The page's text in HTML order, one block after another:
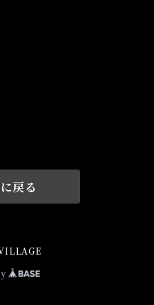
戻る